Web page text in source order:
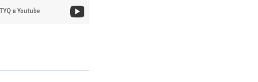
в Youtube